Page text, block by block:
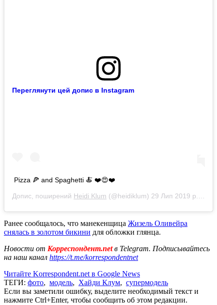
Переглянути цей допис в Instagram
Pizza 🍕 and Spaghetti 🍝 ❤️😍❤️
Допис, поширений Heidi Klum (@heidiklum) 29 Лип 2019 р. о 9:53 PDT
Ранее сообщалось, что манекенщица Жизель Оливейра
снялась в золотом бикини для обложки глянца.
Новости от Корреспондент.netв Telegram. Подписывайтесь
на наш канал https://t.me/korrespondentnet
Читайте Korrespondent.net в Google News
ТЕГИ: фото, модель, Хайди Клум, супермодель
Если вы заметили ошибку, выделите необходимый текст и
нажмите Ctrl+Enter, чтобы сообщить об этом редакции.